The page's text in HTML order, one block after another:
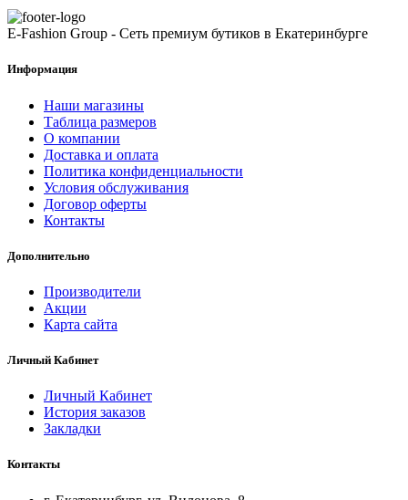
E-Fashion Group - Сеть премиум бутиков в Екатеринбурге
Информация
Наши магазины
Таблица размеров
О компании
Доставка и оплата
Политика конфиденциальности
Условия обслуживания
Договор оферты
Контакты
Дополнительно
Производители
Акции
Карта сайта
Личный Кабинет
Личный Кабинет
История заказов
Закладки
Контакты